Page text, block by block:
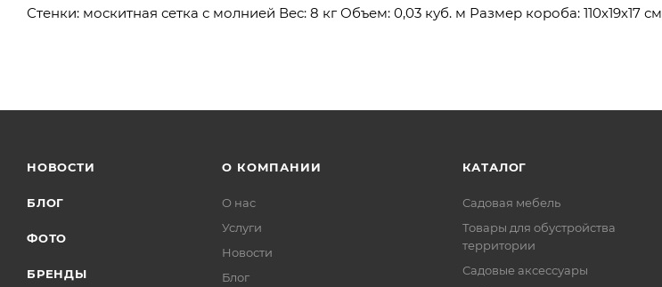
Стенки: москитная сетка с молнией Вес: 8 кг Объем: 0,03 куб. м Размер короба: 110х19х17 см
НОВОСТИ
БЛОГ
ФОТО
БРЕНДЫ
О КОМПАНИИ
О нас
Услуги
Новости
Блог
КАТАЛОГ
Садовая мебель
Товары для обустройства
территории
Садовые аксессуары